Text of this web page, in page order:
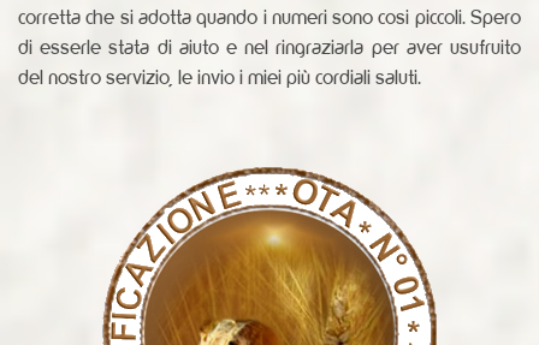
corretta che si adotta quando i numeri sono cosi piccoli. Spero
di esserle stata di aiuto e nel ringraziarla per aver usufruito
del nostro servizio, le invio i miei più cordiali saluti.